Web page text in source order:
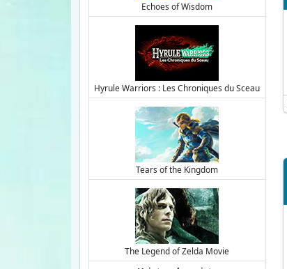
Echoes of Wisdom
Hyrule Warriors : Les Chroniques du Sceau
Tears of the Kingdom
The Legend of Zelda Movie